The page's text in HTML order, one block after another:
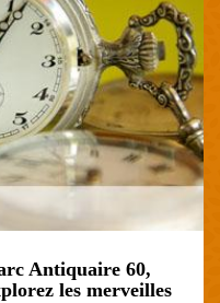
Antiquaire 60,
les merveilles